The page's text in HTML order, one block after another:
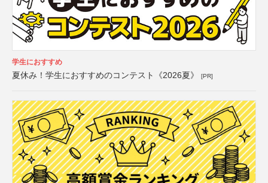
学生におすすめ
夏休み！学生におすすめのコンテスト《2026夏》 [PR]